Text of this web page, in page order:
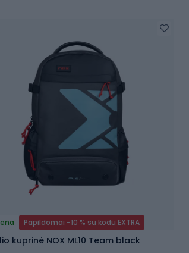
Papildomai -10 % su kodu EXTRA
kuprinė NOX ML10 Team black